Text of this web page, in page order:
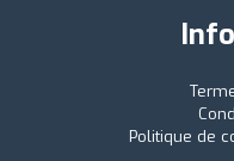
Politique de